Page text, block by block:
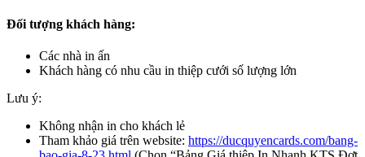
Đối tượng khách hàng:
Các nhà in ấn
Khách hàng có nhu cầu in thiệp cưới số lượng lớn
Lưu ý:
Không nhận in cho khách lẻ
Tham khảo giá trên website: https://ducquyencards.com/bang-